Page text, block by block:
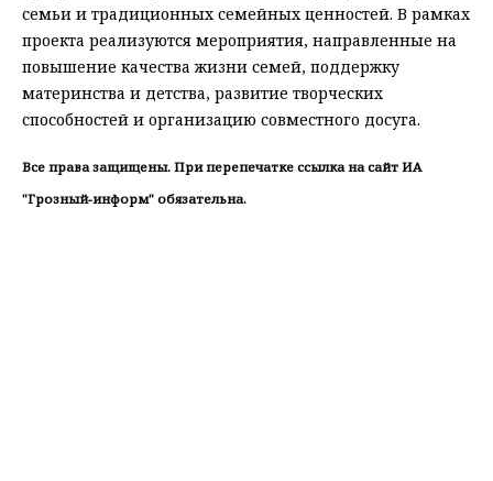
семьи и традиционных семейных ценностей. В рамках
проекта реализуются мероприятия, направленные на
повышение качества жизни семей, поддержку
материнства и детства, развитие творческих
способностей и организацию совместного досуга.
Все права защищены. При перепечатке ссылка на сайт ИА
"Грозный-информ" обязательна.